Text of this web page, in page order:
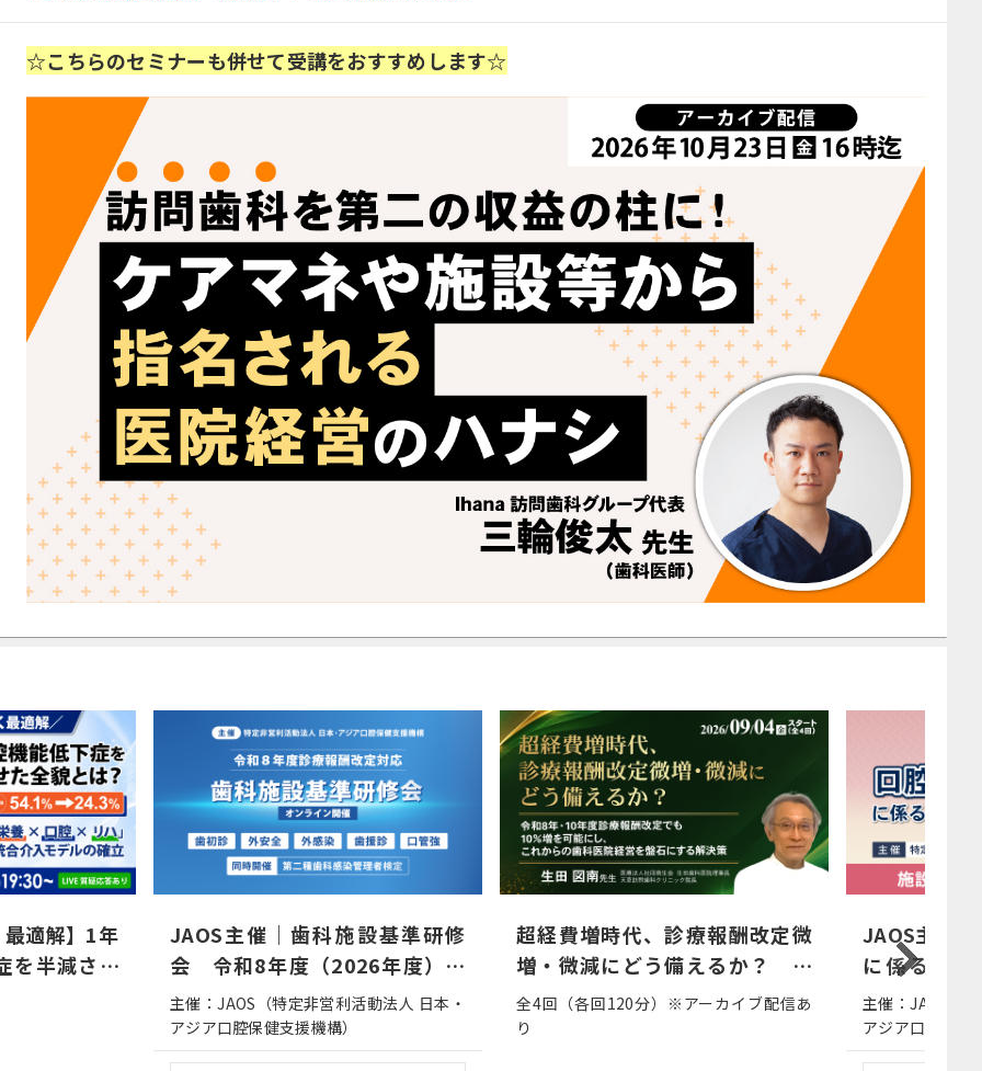
☆こちらのセミナーも併せて受講をおすすめします☆
適解】1年
を半減させ
JAOS主催｜歯科施設基準研修
会 令和8年度（2026年度）診
療報酬改定対応
主催：JAOS（特定非営利活動法人 日本・
アジア口腔保健支援機構）
超経費増時代、診療報酬改定微
増・微減にどう備えるか？ ～
令和8年・10年度診療報酬改定
でも10％増を可能にし、これか
全4回（各回120分）※アーカイブ配信あ
り
JAOS主催
に係る研
会）
主催：JAOS（
アジア口腔保健